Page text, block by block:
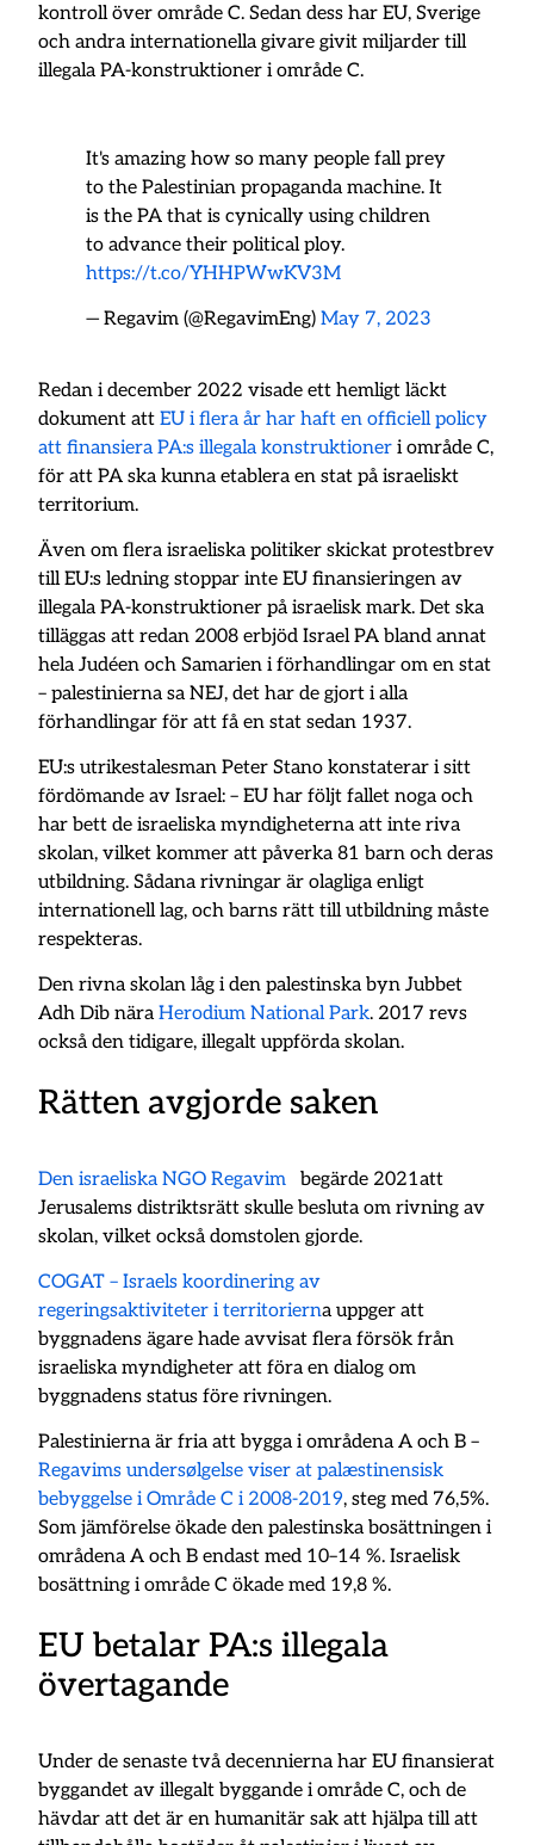
kontroll över område C. Sedan dess har EU, Sverige
och andra internationella givare givit miljarder till
illegala PA-konstruktioner i område C.
It's amazing how so many people fall prey
to the Palestinian propaganda machine. It
is the PA that is cynically using children
to advance their political ploy.
https://t.co/YHHPWwKV3M
— Regavim (@RegavimEng)May 7, 2023
Redan i december 2022 visade ett hemligt läckt
dokument attEU i flera år har haft en officiell policy
att finansiera PA:s illegala konstruktioner i område C,
för att PA ska kunna etablera en stat på israeliskt
territorium.
Även om flera israeliska politiker skickat protestbrev
till EU:s ledning stoppar inte EU finansieringen av
illegala PA-konstruktioner på israelisk mark. Det ska
tilläggas att redan 2008 erbjöd Israel PA bland annat
hela Judéen och Samarien i förhandlingar om en stat
– palestinierna sa NEJ, det har de gjort i alla
förhandlingar för att få en stat sedan 1937.
EU:s utrikestalesman Peter Stano konstaterar i sitt
fördömande av Israel: – EU har följt fallet noga och
har bett de israeliska myndigheterna att inte riva
skolan, vilket kommer att påverka 81 barn och deras
utbildning. Sådana rivningar är olagliga enligt
internationell lag, och barns rätt till utbildning måste
respekteras.
Den rivna skolan låg i den palestinska byn Jubbet
Adh Dib näraHerodium National Park. 2017 revs
också den tidigare, illegalt uppförda skolan.
Rätten avgjorde saken
Den israeliska NGO Regavim
begärde 2021att
Jerusalems distriktsrätt skulle besluta om rivning av
skolan, vilket också domstolen gjorde.
COGAT – Israels koordinering av
regeringsaktiviteter i territorierna uppger att
byggnadens ägare hade avvisat flera försök från
israeliska myndigheter att föra en dialog om
byggnadens status före rivningen.
Palestinierna är fria att bygga i områdena A och B –
Regavims undersølgelse viser at palæstinensisk
bebyggelse i Område C i 2008-2019, steg med 76,5%.
Som jämförelse ökade den palestinska bosättningen i
områdena A och B endast med 10–14 %. Israelisk
bosättning i område C ökade med 19,8 %.
EU betalar PA:s illegala
övertagande
Under de senaste två decennierna har EU finansierat
byggandet av illegalt byggande i område C, och de
hävdar att det är en humanitär sak att hjälpa till att